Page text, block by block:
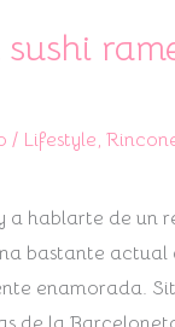
/ Lifestyle,
a hablarte de un
bastante actual
enamorada.